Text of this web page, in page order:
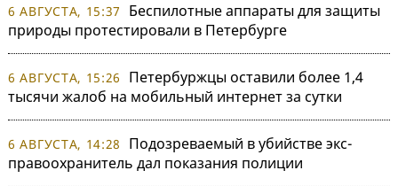
6 АВГУСТА, 15:37
Беспилотные аппараты для защиты
природы протестировали в Петербурге
6 АВГУСТА, 15:26
Петербуржцы оставили более 1,4
тысячи жалоб на мобильный интернет за сутки
6 АВГУСТА, 14:28
Подозреваемый в убийстве экс-
правоохранитель дал показания полиции